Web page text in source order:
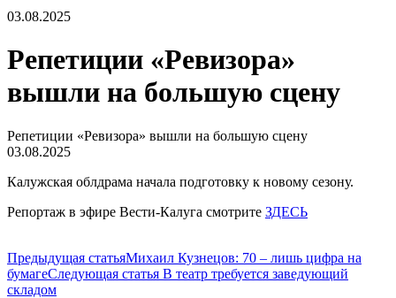
03.08.2025
Репетиции «Ревизора»
вышли на большую сцену
Репетиции «Ревизора» вышли на большую сцену
03.08.2025
Калужская облдрама начала подготовку к новому сезону.
Репортаж в эфире Вести-Калуга смотрите ЗДЕСЬ
Предыдущая статьяМихаил Кузнецов: 70 – лишь цифра на
бумагеСледующая статья В театр требуется заведующий
складом